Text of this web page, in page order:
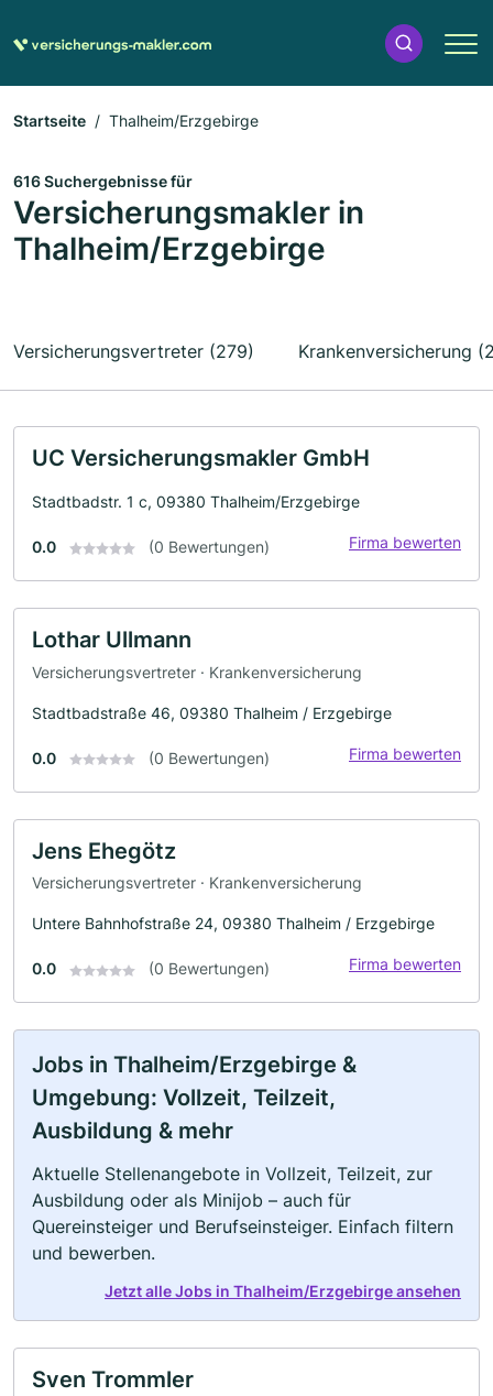
Startseite Thalheim/Erzgebirge
616 Suchergebnisse für
Versicherungsmakler in
Thalheim/Erzgebirge
Versicherungsvertreter (279) Krankenversicherung
UC Versicherungsmakler GmbH
Stadtbadstr. 1 c, 09380 Thalheim/Erzgebirge
0.0 (0 Bewertungen) Firma bewerten
Lothar Ullmann
Versicherungsvertreter · Krankenversicherung
Stadtbadstraße 46, 09380 Thalheim / Erzgebirge
0.0 (0 Bewertungen) Firma bewerten
Jens Ehegötz
Versicherungsvertreter · Krankenversicherung
Untere Bahnhofstraße 24, 09380 Thalheim / Erzgebirge
0.0 (0 Bewertungen) Firma bewerten
Jobs in Thalheim/Erzgebirge &
Umgebung: Vollzeit, Teilzeit,
Ausbildung & mehr
Aktuelle Stellenangebote in Vollzeit, Teilzeit, zur
Ausbildung oder als Minijob – auch für
Quereinsteiger und Berufseinsteiger. Einfach filtern
und bewerben.
Jetzt alle Jobs in Thalheim/Erzgebirge ansehen
Sven Trommler